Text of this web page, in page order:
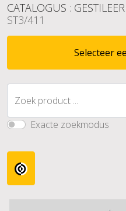
CATALOGUS :
ST3/411
Selecteer
Zoek product ...
Exacte zoekmodus